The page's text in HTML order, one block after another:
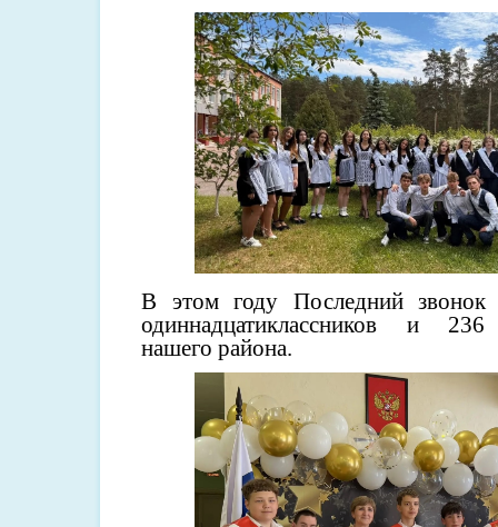
В этом году Последний звонок
одиннадцатиклассников и 236
нашего района.